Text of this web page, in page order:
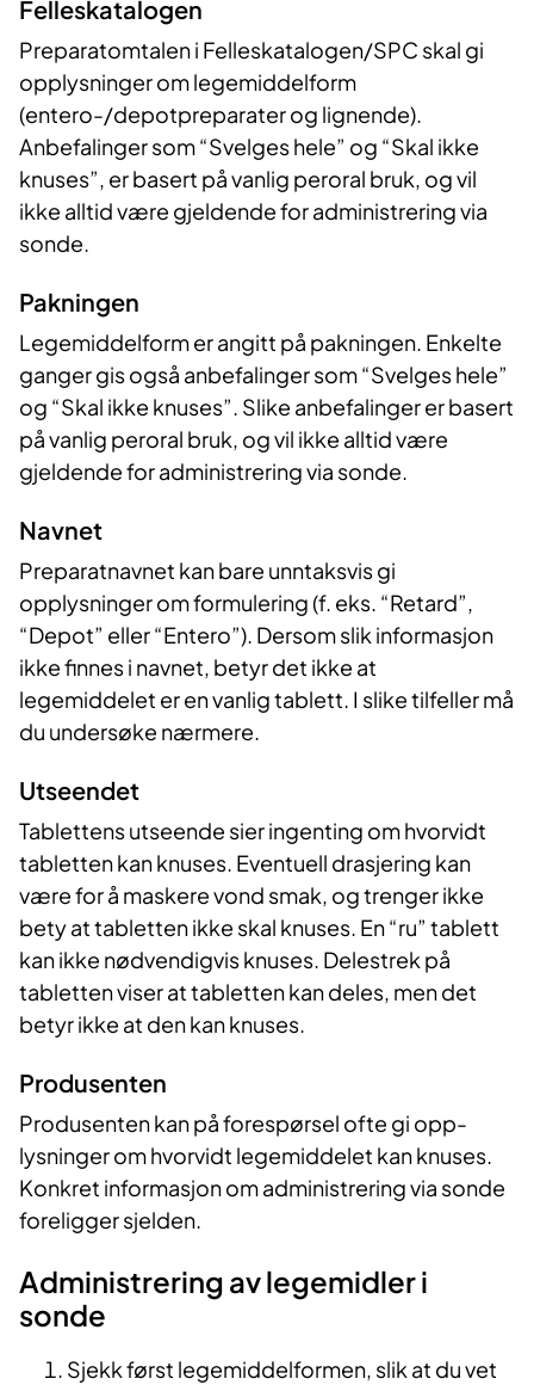
Felleskatalogen
Preparatomtalen i Felleskatalogen/SPC skal gi
opplysninger om legemiddelform
(entero-/depotpreparater og lignende).
Anbefalinger som “Svelges hele” og “Skal ikke
knuses”, er basert på vanlig peroral bruk, og vil
ikke alltid være gjeldende for administrering via
sonde.
Pakningen
Legemiddelform er angitt på pakningen. Enkelte
ganger gis også anbefalinger som “Svelges hele”
og “Skal ikke knuses”. Slike anbefalinger er basert
på vanlig peroral bruk, og vil ikke alltid være
gjeldende for administrering via sonde.
Navnet
Preparatnavnet kan bare unntaksvis gi
opplysninger om formulering (f. eks. “Retard”,
“Depot” eller “Entero”). Dersom slik informasjon
ikke finnes i navnet, betyr det ikke at
legemiddelet er en vanlig tablett. I slike tilfeller må
du undersøke nærmere.
Utseendet
Tablettens utseende sier ingenting om hvorvidt
tabletten kan knuses. Eventuell drasjering kan
være for å maskere vond smak, og trenger ikke
bety at tabletten ikke skal knuses. En “ru” tablett
kan ikke nødvendigvis knuses. Delestrek på
tabletten viser at tabletten kan deles, men det
betyr ikke at den kan knuses.
Produsenten
Produsenten kan på forespørsel ofte gi opp-
lysninger om hvorvidt legemiddelet kan knuses.
Konkret informasjon om administrering via sonde
foreligger sjelden.
Administrering av legemidler i
sonde
Sjekk først legemiddelformen, slik at du vet